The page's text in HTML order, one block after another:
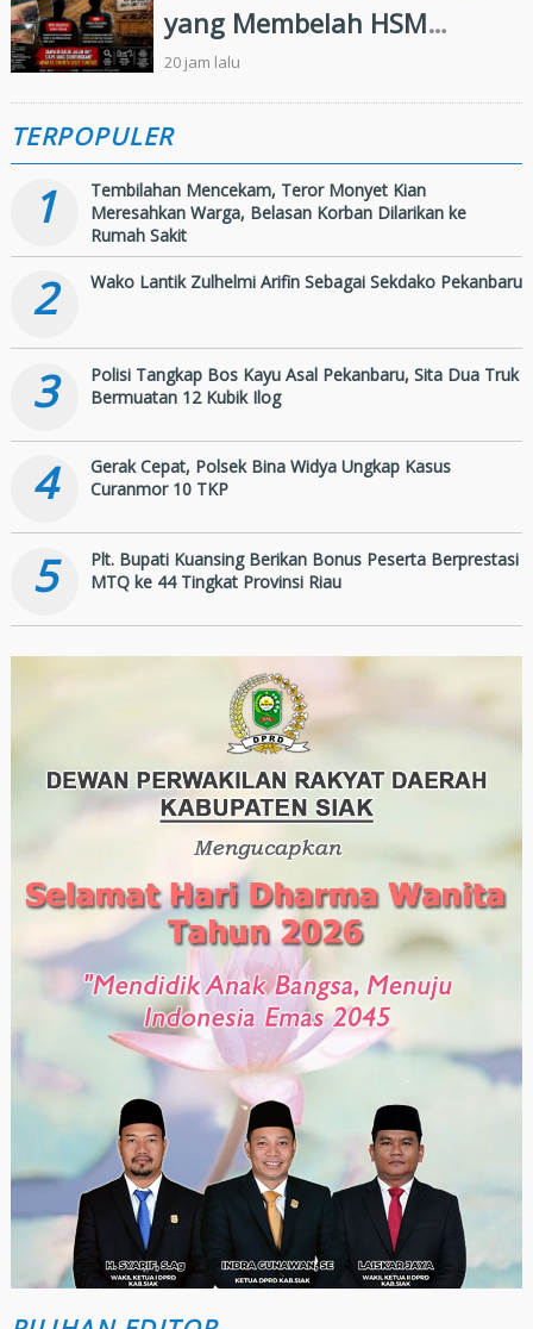
yang Membelah HSM
Rimbang Baling Diduga
Didanai Residivis
Perambahan Hutan
20 jam lalu
TERPOPULER
1
Tembilahan Mencekam, Teror Monyet Kian
Meresahkan Warga, Belasan Korban Dilarikan ke
Rumah Sakit
2 Wako Lantik Zulhelmi Arifin Sebagai Sekdako Pekanbaru
3
Polisi Tangkap Bos Kayu Asal Pekanbaru, Sita Dua Truk
Bermuatan 12 Kubik Ilog
4
Gerak Cepat, Polsek Bina Widya Ungkap Kasus
Curanmor 10 TKP
5
Plt. Bupati Kuansing Berikan Bonus Peserta Berprestasi
MTQ ke 44 Tingkat Provinsi Riau